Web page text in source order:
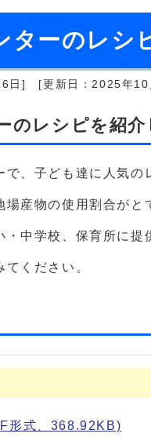
ターのレシ
日] [更新日：2025年10
のレシピを紹介
で、子ども達に人気
場産物の使用割合が
中学校、保育所に
ください。
形式、368.92KB)